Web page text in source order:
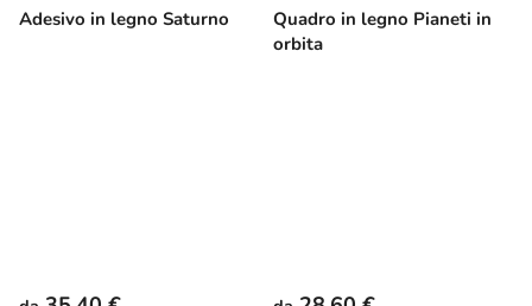
Adesivo in legno Saturno
Quadro in legno Pianeti in
orbita